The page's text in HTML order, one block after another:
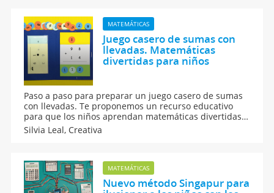
MATEMÁTICAS
Juego casero de sumas con
llevadas. Matemáticas
divertidas para niños
Paso a paso para preparar un juego casero de sumas
con llevadas. Te proponemos un recurso educativo
para que los niños aprendan matemáticas divertidas
mientras juegan. Además, te hablamos de los
beneficios del aprendizaje entretenido y cómo
Silvia Leal, Creativa
MATEMÁTICAS
Nuevo método Singapur para